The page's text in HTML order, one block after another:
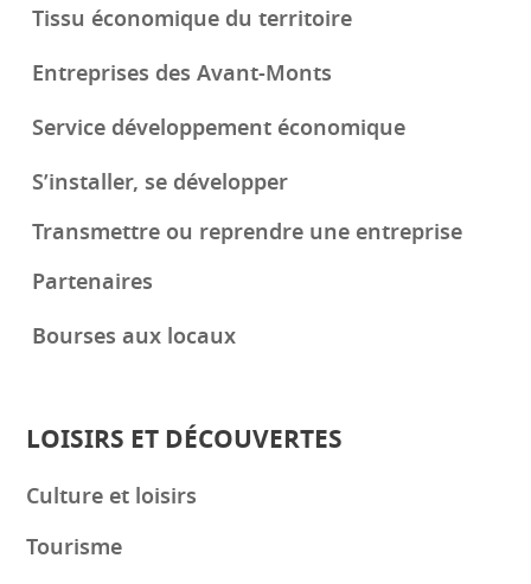
Tissu économique du territoire
Entreprises des Avant-Monts
Service développement économique
S’installer, se développer
Transmettre ou reprendre une entreprise
Partenaires
Bourses aux locaux
LOISIRS ET DÉCOUVERTES
Culture et loisirs
Tourisme